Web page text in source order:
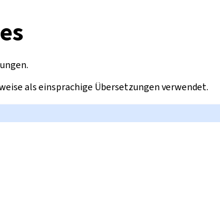
als einsprachige Übersetzungen verwendet.